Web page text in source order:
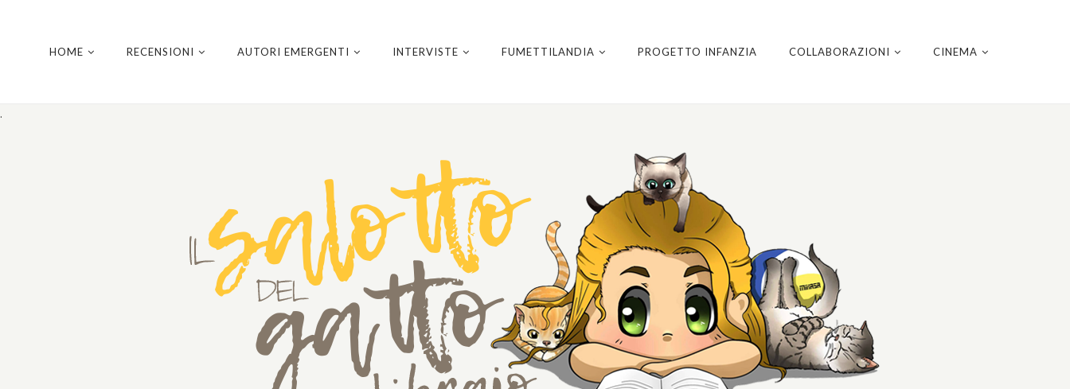
.
HOME RECENSIONI AUTORI EMERGENTI INTERVISTE FUMETTILANDIA PROGETTO INFANZIA COLLABORAZIONI CINEMA